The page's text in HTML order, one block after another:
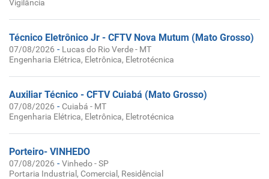
Vigilância
Técnico Eletrônico Jr - CFTV Nova Mutum (Mato Grosso)
07/08/2026 - Lucas do Rio Verde - MT
Engenharia Elétrica, Eletrônica, Eletrotécnica
Auxiliar Técnico - CFTV Cuiabá (Mato Grosso)
07/08/2026 - Cuiabá - MT
Engenharia Elétrica, Eletrônica, Eletrotécnica
Porteiro- VINHEDO
07/08/2026 -Vinhedo - SP
Portaria Industrial, Comercial, Residêncial